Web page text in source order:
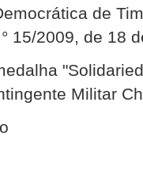
de
15/2009, de 18
Militar